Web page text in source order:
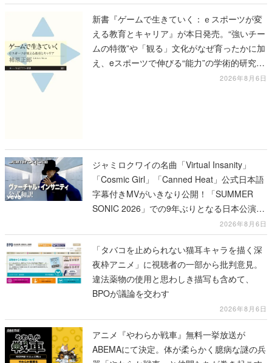
トルの収録が発表
新書『ゲームで生きていく：ｅスポーツが変
える教育とキャリア』が本日発売。“強いチー
ムの特徴”や「観る」文化がなぜ育ったかに加
え、eスポーツで伸びる“能力”の学術的研究も
2026年8月6日
ジャミロクワイの名曲「Virtual Insanity」
「Cosmic Girl」「Canned Heat」公式日本語
字幕付きMVがいきなり公開！「SUMMER
SONIC 2026」での9年ぶりとなる日本公演を
2026年8月6日
「タバコを止められない猫耳キャラを描く深
夜枠アニメ」に視聴者の一部から批判意見。
違法薬物の使用と思わしき描写も含めて、
BPOが議論を交わす
2026年8月6日
アニメ『やわらか戦車』無料一挙放送が
ABEMAにて決定。体が柔らかく臆病な謎の兵